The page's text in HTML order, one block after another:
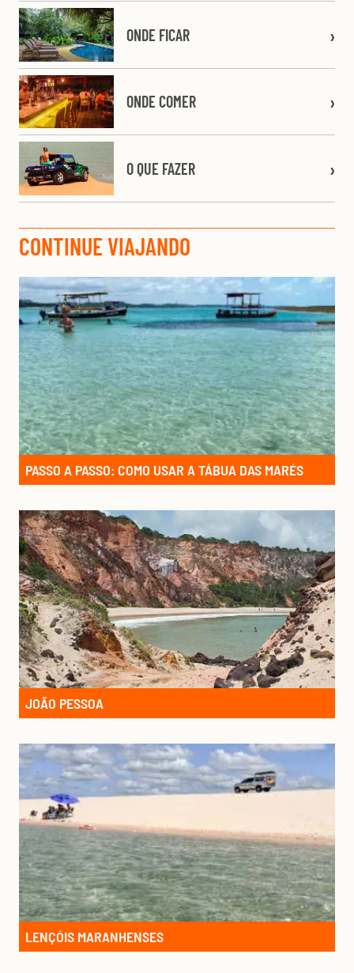
ONDE FICAR
ONDE COMER
O QUE FAZER
CONTINUE VIAJANDO
PASSO A PASSO: COMO USAR A TÁBUA DAS MARÉS
JOÃO PESSOA
LENÇÓIS MARANHENSES